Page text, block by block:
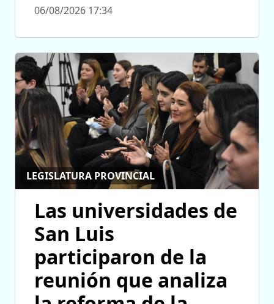
06/08/2026 17:34
LEGISLATURA PROVINCIAL
Las universidades de
San Luis
participaron de la
reunión que analiza